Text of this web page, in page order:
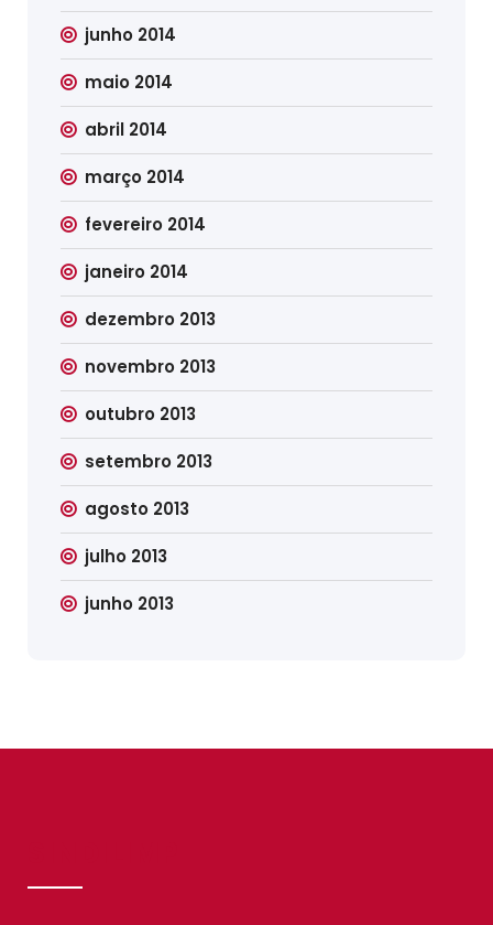
junho 2014
maio 2014
abril 2014
março 2014
fevereiro 2014
janeiro 2014
dezembro 2013
novembro 2013
outubro 2013
setembro 2013
agosto 2013
julho 2013
junho 2013